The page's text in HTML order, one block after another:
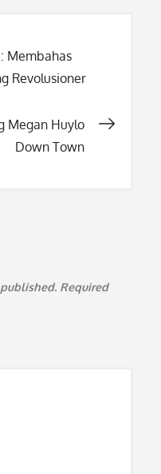
Membahas
Revolusioner
Megan Huylo
Down Town
Required